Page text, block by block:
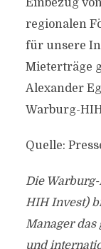
Einbezug
regionalen
für unsere
Mieterträge
Alexander
Warburg-
Quelle:
Die
HIH Invest)
Manager das
und